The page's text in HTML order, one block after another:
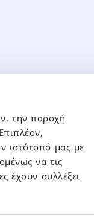
την παροχή
ιστότοπό μας με
να τις
έχουν συλλέξει